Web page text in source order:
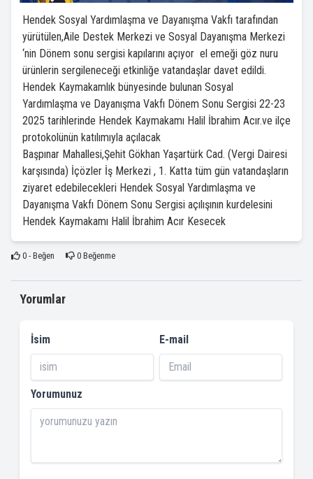
Hendek Sosyal Yardımlaşma ve Dayanışma Vakfı tarafından
yürütülen,Aile Destek Merkezi ve Sosyal Dayanışma Merkezi
‘nin Dönem sonu sergisi kapılarını açıyor el emeği göz nuru
ürünlerin sergileneceği etkinliğe vatandaşlar davet edildi.
Hendek Kaymakamlık bünyesinde bulunan Sosyal
Yardımlaşma ve Dayanışma Vakfı Dönem Sonu Sergisi 22-23
2025 tarihlerinde Hendek Kaymakamı Halil İbrahim Acır.ve ilçe
protokolünün katılımıyla açılacak
Başpınar Mahallesi,Şehit Gökhan Yaşartürk Cad. (Vergi Dairesi
karşısında) İçözler İş Merkezi , 1. Katta tüm gün vatandaşların
ziyaret edebilecekleri Hendek Sosyal Yardımlaşma ve
Dayanışma Vakfı Dönem Sonu Sergisi açılışının kurdelesini
Hendek Kaymakamı Halil İbrahim Acır Kesecek
0- Beğen 0Beğenme
Yorumlar
İsim E-mail
Yorumunuz